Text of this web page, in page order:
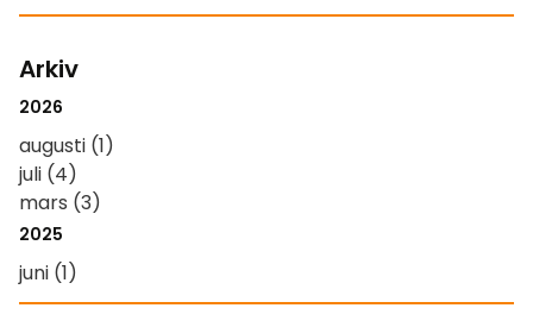
Arkiv
2026
augusti (1)
juli (4)
mars (3)
2025
juni (1)